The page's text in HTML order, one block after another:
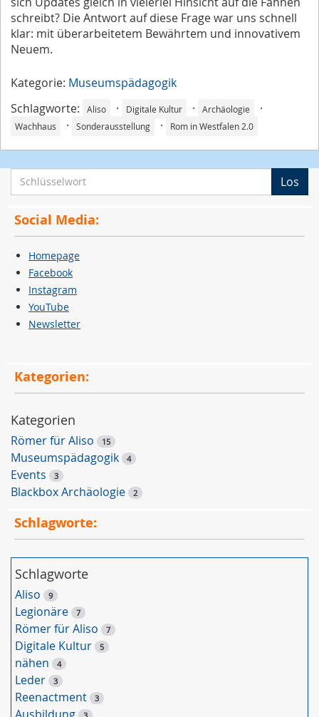
schreibt? Die Antwort auf diese Frage war uns schnell
klar: mit überarbeitetem Bewährtem und innovativem
Neuem.
Kategorie: Museumspädagogik
Schlagworte:
Aliso · Digitale Kultur · Archäologie ·
Wachhaus · Sonderausstellung · Rom in Westfalen 2.0
c
w
S
u
c
h
e
Los
Social Media:
Homepage
Facebook
Instagram
YouTube
Newsletter
Kategorien:
Kategorien
Römer für Aliso 15
Museumspädagogik 4
Events 3
Blackbox Archäologie 2
Schlagworte:
Schlagworte
Aliso 9
Legionäre 7
Römer für Aliso 7
Digitale Kultur 5
nähen 4
Leder 3
Reenactment 3
Ausbildung